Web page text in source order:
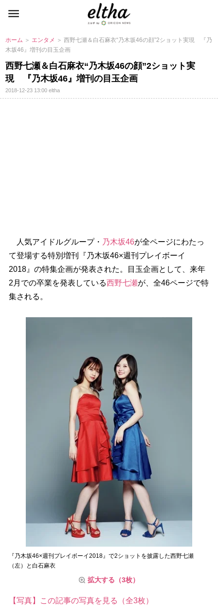
ホーム ＞ エンタメ ＞ 西野七瀬＆白石麻衣“乃木坂46の顔”2ショット実現 『乃
木坂46』増刊の目玉企画
西野七瀬＆白石麻衣“乃木坂46の顔”2ショット実
現 『乃木坂46』増刊の目玉企画
2018-12-23 13:00eltha
人気アイドルグループ・ 乃木坂46が全ページにわたっ
て登場する特別増刊『乃木坂46×週刊プレイボーイ
2018』の特集企画が発表された。目玉企画として、来年
2月での卒業を発表している西野七瀬が、全46ページで特
集される。
『乃木坂46×週刊プレイボーイ2018』で2ショットを披露した西野七瀬
（左）と白石麻衣
拡大する（3枚）
【写真】この記事の写真を見る（全3枚）